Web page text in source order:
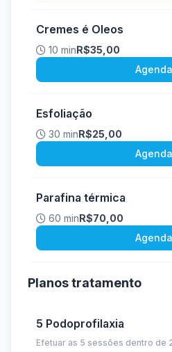
Cremes é Oleos
10 minR$35,00
Esfoliação
30 minR$25,00
Parafina térmica
60 minR$70,00
Planos tratamento
5 Podoprofilaxia
Efetuar as 5 sessões dentro de